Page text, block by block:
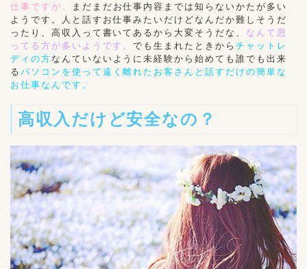
仕事ですが、
まだまだお仕事内容までは知らないかたが多い
ようです。人と話すお仕事みたいだけどなんだか難しそうだ
ったり、高収入って書いてあるから大変そうだな、 なんて思
ってる方が多いようです。でも生まれたときから チャットレ
ディの方 なんていないように未経験から始めても誰でも出来
る パソコンを使って遠く離れたお客さんと話すだけの簡単な
お仕事なんです。
高収入だけど安全なの？